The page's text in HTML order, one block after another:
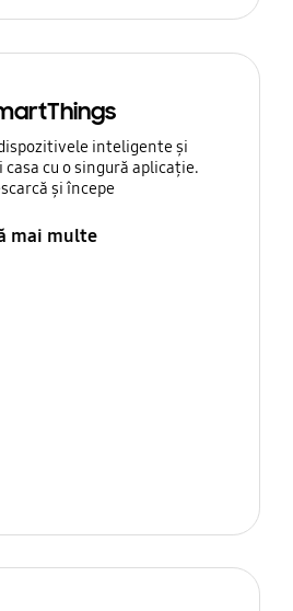
inteligente și
cu o singură aplicație.
și începe
mai multe